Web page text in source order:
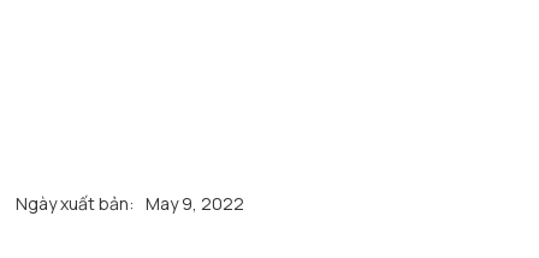
Ngày xuất bản: May 9, 2022